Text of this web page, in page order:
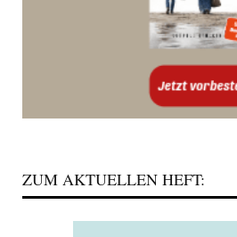
ZUM AKTUELLEN HEFT: